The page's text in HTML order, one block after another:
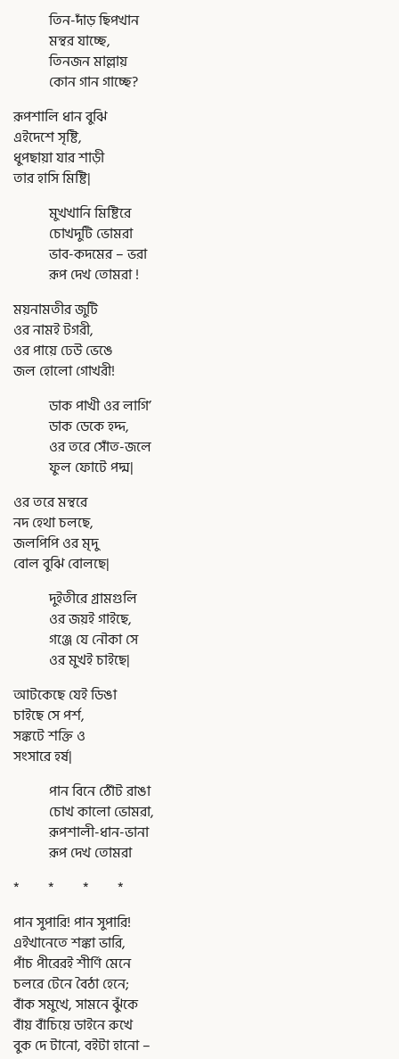
তিন-দাঁড় ছিপখান
মন্থর যাচ্ছে,
তিনজন মাল্লায়
কোন গান গাচ্ছে?
রূপশালি ধান বুঝি
এইদেশে সৃষ্টি,
ধুপছায়া যার শাড়ী
তার হাসি মিষ্টি|
মুখখানি মিষ্টিরে
চোখদুটি ভোমরা
ভাব-কদমের – ভরা
রূপ দেখ তোমরা !
ময়নামতীর জুটি
ওর নামই টগরী,
ওর পায়ে ঢেউ ভেঙে
জল হোলো গোখরী!
ডাক পাখী ওর লাগি’
ডাক ডেকে হদ্দ,
ওর তরে সোঁত-জলে
ফুল ফোটে পদ্ম|
ওর তরে মন্থরে
নদ হেথা চলছে,
জলপিপি ওর মৃদু
বোল বুঝি বোলছে|
দুইতীরে গ্রামগুলি
ওর জয়ই গাইছে,
গঞ্জে যে নৌকা সে
ওর মুখই চাইছে|
আটকেছে যেই ডিঙা
চাইছে সে পর্শ,
সঙ্কটে শক্তি ও
সংসারে হর্ষ|
পান বিনে ঠোঁট রাঙা
চোখ কালো ভোমরা,
রূপশালী-ধান-ভানা
রূপ দেখ তোমরা
* * * *
পান সুপারি! পান সুপারি!
এইখানেতে শঙ্কা ভারি,
পাঁচ পীরেরই শীর্ণি মেনে
চলরে টেনে বৈঠা হেনে;
বাঁক সমুখে, সামনে ঝুঁকে
বাঁয় বাঁচিয়ে ডাইনে রুখে
বুক দে টানো, বইটা হানো –